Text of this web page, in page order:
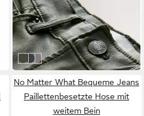
Skinny-fit-Jeans
Beschichtete Skinny Fit
Denim-Jeans, Kurzgröße (1-
tlg)
24,00 € UVP48,00 €
-50%
Olive Green
Black
Chocolate Brown
No Matter What Bequeme Jeans
Paillettenbesetzte Hose mit
weitem Bein